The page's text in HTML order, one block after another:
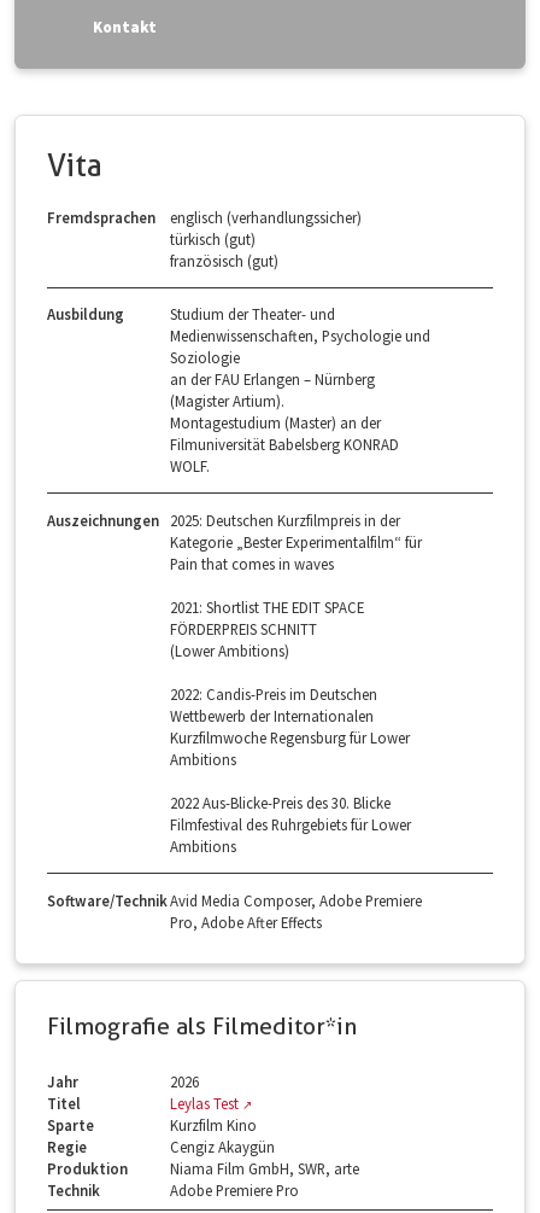
Kontakt
Vita
Fremdsprachen
englisch (verhandlungssicher)
türkisch (gut)
französisch (gut)
Ausbildung
Studium der Theater- und
Medienwissenschaften, Psychologie und
Soziologie
an der FAU Erlangen – Nürnberg
(Magister Artium).
Montagestudium (Master) an der
Filmuniversität Babelsberg KONRAD
WOLF.
Auszeichnungen
2025: Deutschen Kurzfilmpreis in der
Kategorie „Bester Experimentalfilm“ für
Pain that comes in waves
2021: Shortlist THE EDIT SPACE
FÖRDERPREIS SCHNITT
(Lower Ambitions)
2022: Candis-Preis im Deutschen
Wettbewerb der Internationalen
Kurzfilmwoche Regensburg für Lower
Ambitions
2022 Aus-Blicke-Preis des 30. Blicke
Filmfestival des Ruhrgebiets für Lower
Ambitions
Software/TechnikAvid Media Composer, Adobe Premiere
Pro, Adobe After Effects
Filmografie als Filmeditor*in
Jahr
2026
Titel
Leylas Test
Sparte
Kurzfilm Kino
Regie
Cengiz Akaygün
Produktion
Niama Film GmbH, SWR, arte
Technik
Adobe Premiere Pro